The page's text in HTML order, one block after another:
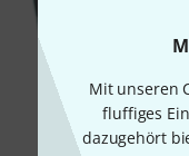
Mit unseren
fluffiges
dazugehört